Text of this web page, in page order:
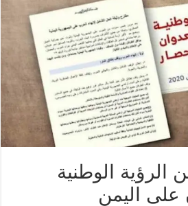
الرؤية الوطنية
على اليمن